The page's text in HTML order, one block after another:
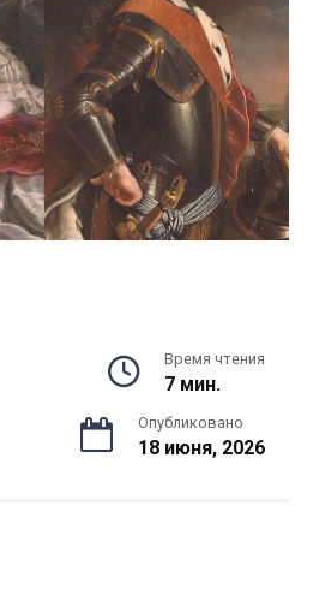
Время чтения
7 мин.
Опубликовано
18 июня, 2026